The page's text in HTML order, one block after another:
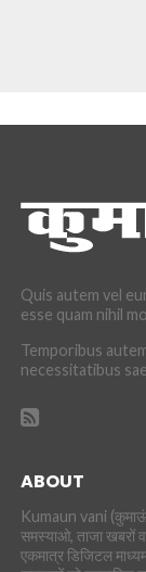
Quis autem vel
esse quam nihil
Temporibus
necessitatibus
ABOUT
Kumaun vani (कुमाऊं
समस्याओ, ताजा खबरों
एकमात्र डिजिटल